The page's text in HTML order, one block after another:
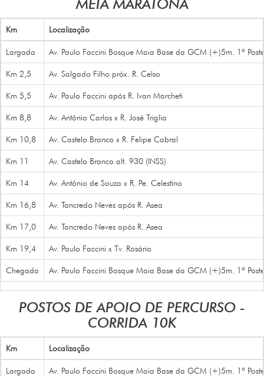
MEIA MARATONA
Km Localização
Largada Av. Paulo Faccini Bosque Maia Base da GCM (+)5m. 1º
Km 2,5 Av. Salgado Filho próx. R. Celso
Km 5,5 Av. Paulo Faccini após R. Ivan Marcheti
Km 8,8 Av. Antônio Carlos x R. José Triglia
Km 10,8 Av. Castelo Branco x R. Felipe Cabral
Km 11 Av. Castelo Branco alt. 930 (INSS)
Km 14 Av. Antônio de Souza x R. Pe. Celestino
Km 16,8 Av. Tancredo Neves após R. Asea
Km 17,0 Av. Tancredo Neves após R. Asea
Km 19,4 Av. Paulo Faccini x Tv. Rosário
Chegada Av. Paulo Faccini Bosque Maia Base da GCM (+)5m. 1º
POSTOS DE APOIO DE PERCURSO -
CORRIDA 10K
Km Localização
Largada Av. Paulo Faccini Bosque Maia Base da GCM (+)5m. 1º